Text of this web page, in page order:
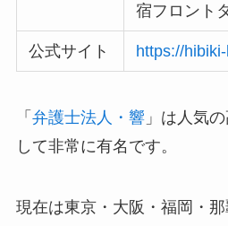
宿フロント
公式サイト https://
「 弁護士法人・響」は人気
して非常に有名です。
現在は東京・大阪・福岡・